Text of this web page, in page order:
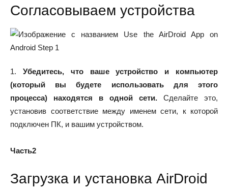
Согласовываем устройства
1. Убедитесь, что ваше устройство и компьютер
(который вы будете использовать для этого
процесса) находятся в одной сети. Сделайте это,
установив соответствие между именем сети, к которой
подключен ПК, и вашим устройством.
Часть2
Загрузка и установка AirDroid